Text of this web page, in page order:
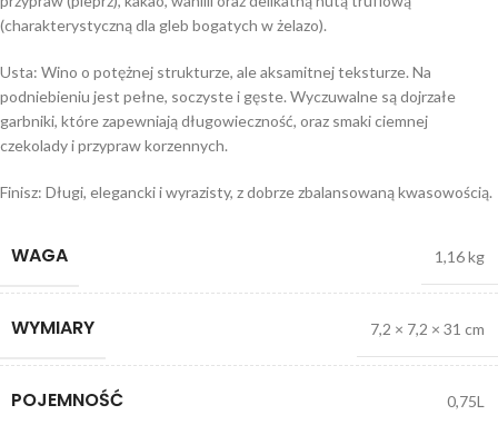
(charakterystyczną dla gleb bogatych w żelazo).
Usta: Wino o potężnej strukturze, ale aksamitnej teksturze. Na
podniebieniu jest pełne, soczyste i gęste. Wyczuwalne są dojrzałe
garbniki, które zapewniają długowieczność, oraz smaki ciemnej
czekolady i przypraw korzennych.
Finisz: Długi, elegancki i wyrazisty, z dobrze zbalansowaną kwasowością.
WAGA 1,16 kg
WYMIARY 7,2 × 7,2 × 31 cm
POJEMNOŚĆ 0,75L